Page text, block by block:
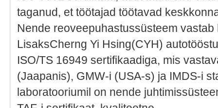
taganud, et töötajad töötavad
Nende reoveepuhastussüsteem
LisaksCherng Yi Hsing(CYH)
ISO/TS 16949 sertifikaadiga, mis
(Jaapanis), GMW-i (USA-s) ja IMDS-i
laboratooriumil on nende